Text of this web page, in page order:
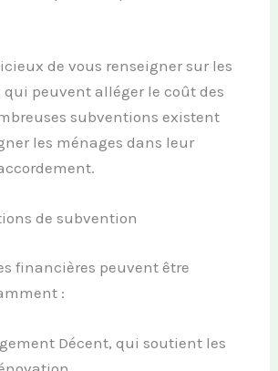
de vous renseigner sur les
qui peuvent alléger le coût des
subventions existent
les ménages dans leur
de subvention
financières peuvent être
:
Décent, qui soutient les